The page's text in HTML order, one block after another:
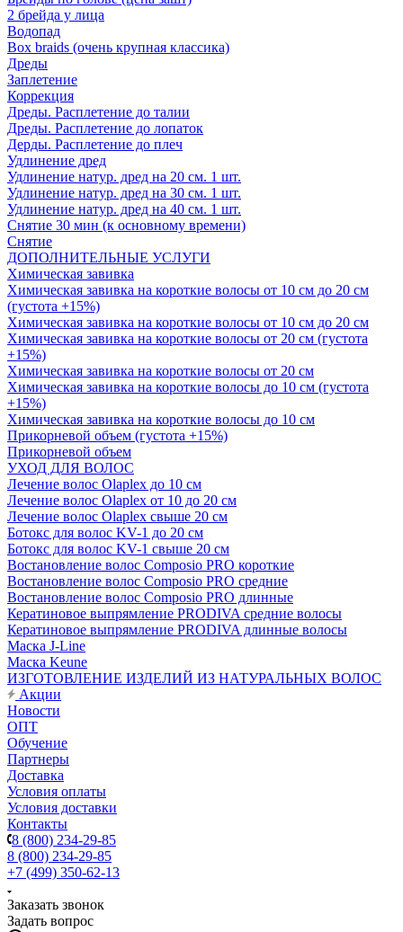
2 брейда у лица
Водопад
Box braids (очень крупная классика)
Дреды
Заплетение
Коррекция
Дреды. Расплетение до талии
Дреды. Расплетение до лопаток
Дерды. Расплетение до плеч
Удлинение дред
Удлинение натур. дред на 20 см. 1 шт.
Удлинение натур. дред на 30 см. 1 шт.
Удлинение натур. дред на 40 см. 1 шт.
Снятие 30 мин (к основному времени)
Снятие
ДОПОЛНИТЕЛЬНЫЕ УСЛУГИ
Химическая завивка
Химическая завивка на короткие волосы от 10 см до 20 см
(густота +15%)
Химическая завивка на короткие волосы от 10 см до 20 см
Химическая завивка на короткие волосы от 20 см (густота
+15%)
Химическая завивка на короткие волосы от 20 см
Химическая завивка на короткие волосы до 10 см (густота
+15%)
Химическая завивка на короткие волосы до 10 см
Прикорневой объем (густота +15%)
Прикорневой объем
УХОД ДЛЯ ВОЛОС
Лечение волос Olapleх до 10 см
Лечение волос Olapleх от 10 до 20 см
Лечение волос Olapleх свыше 20 см
Ботокс для волос KV-1 до 20 см
Ботокс для волос KV-1 свыше 20 см
Востановление волос Composio PRO короткие
Востановление волос Composio PRO средние
Востановление волос Composio PRO длинные
Кератиновое выпрямление PRODIVA средние волосы
Кератиновое выпрямление PRODIVA длинные волосы
Маска J-Line
Маска Keune
ИЗГОТОВЛЕНИЕ ИЗДЕЛИЙ ИЗ НАТУРАЛЬНЫХ ВОЛОС
Акции
Новости
ОПТ
Обучение
Партнеры
Доставка
Условия оплаты
Условия доставки
Контакты
8 (800) 234-29-85
8 (800) 234-29-85
+7 (499) 350-62-13
Заказать звонок
Задать вопрос